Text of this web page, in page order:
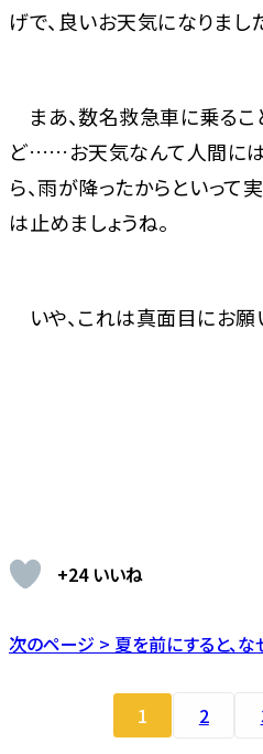
げで、良いお天気になりまし
まあ、数名救急車に乗るこ
ど……お天気なんて人間に
ら、雨が降ったからといっ
は止めましょうね。
いや、これは真面目にお願
+24 いいね
次のページ > 夏を前にすると、
1 2